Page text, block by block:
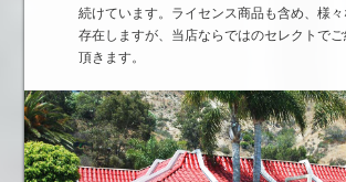
続けています。ライセンス商品も含め、様
存在しますが、当店ならではのセレクトで
頂きます。